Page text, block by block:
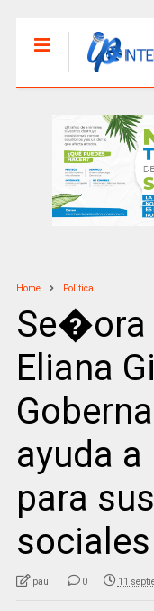
Home Politica
Se�ora
Eliana
ayuda a
para
sociales
paul 0 11